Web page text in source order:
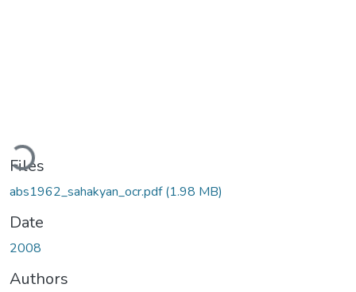
Loading...
Files
abs1962_sahakyan_ocr.pdf(1.98 MB)
Date
2008
Authors